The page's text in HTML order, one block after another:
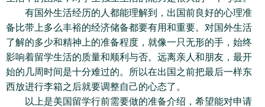
有国外生活经历的人都能理解到，出国前良好的心理准
备比带上多么丰裕的经济储备都要有用和重要。对国外生活
了解的多少和精神上的准备程度，就像一只无形的手，始终
影响着留学生活的质量和顺利与否。远离亲人和朋友，最开
始的几周时间是十分难过的。所以在出国之前把最后一样东
西放进行李箱之后就要调整自己的心态了。
以上是美国留学行前需要做的准备介绍，希望能对申请